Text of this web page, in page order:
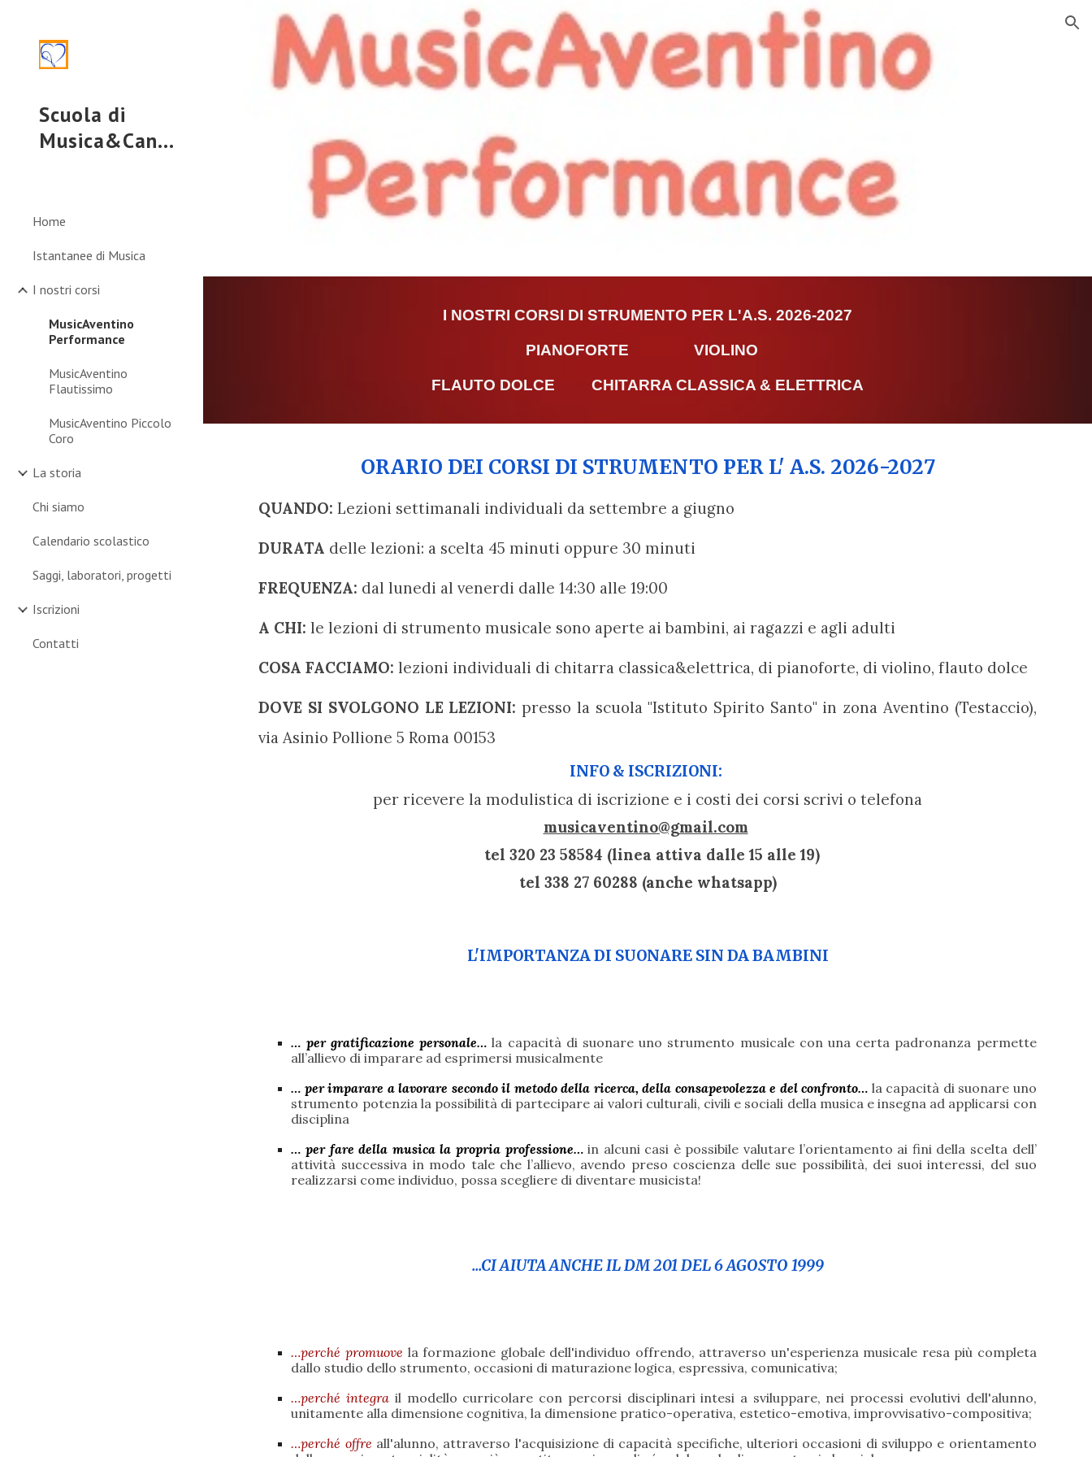
Skip to main content Skip to navigation
Scuola di
Musica&Canto
Home
Istantanee di Musica
I nostri corsi
MusicAventino
Performance
MusicAventino
Flautissimo
MusicAventino Piccolo
Coro
La storia
Chi siamo
Calendario scolastico
Saggi, laboratori, progetti
Iscrizioni
Contatti
I NOSTRI CORSI DI STRUMENTO PER L'A.S. 2026-2027
PIANOFORTE VIOLINO
FLAUTO DOLCE CHITARRA CLASSICA & ELETTRICA
ORARIO DEI CORSI DI STRUMENTO PER L' A.S. 2026-2027
QUANDO: Lezioni settimanali individuali da settembre a giugno
DURATA delle lezioni: a scelta 45 minuti oppure 30 minuti
FREQUENZA: dal lunedi al venerdi dalle 14:30 alle 19:00
A CHI:le lezioni di strumento musicale sono aperte ai bambini, ai ragazzi e agli adulti
COSA FACCIAMO:lezioni individuali di chitarra classica&elettrica, di pianoforte, di violino, flauto dolce
DOVE SI SVOLGONO LE LEZIONI:presso la scuola "Istituto Spirito Santo" in zona Aventino (Testaccio),
via Asinio Pollione 5 Roma 00153
INFO & ISCRIZIONI:
per ricevere la modulistica di iscrizione e i costi dei corsi scrivi o telefona
musicaventino@gmail.com
tel 320 23 58584 (linea attiva dalle 15 alle 19)
tel 338 27 60288 (anche whatsapp)
L'IMPORTANZA DI SUONARE SIN DA BAMBINI
… per gratificazione personale… la capacità di suonare uno strumento musicale con una certa padronanza permette
all’allievo di imparare ad esprimersi musicalmente
… per imparare a lavorare secondo il metodo della ricerca, della consapevolezza e del confronto… la capacità di suonare uno
strumento potenzia la possibilità di partecipare ai valori culturali, civili e sociali della musica e insegna ad applicarsi con
disciplina
… per fare della musica la propria professione… in alcuni casi è possibile valutare l’orientamento ai fini della scelta dell’
attività successiva in modo tale che l’allievo, avendo preso coscienza delle sue possibilità, dei suoi interessi, del suo
realizzarsi come individuo, possa scegliere di diventare musicista!
...CI AIUTA ANCHE IL DM 201 DEL 6 AGOSTO 1999
…perché promuove la formazione globale dell'individuo offrendo, attraverso un'esperienza musicale resa più completa
dallo studio dello strumento, occasioni di maturazione logica, espressiva, comunicativa;
…perché integra il modello curricolare con percorsi disciplinari intesi a sviluppare, nei processi evolutivi dell'alunno,
unitamente alla dimensione cognitiva, la dimensione pratico-operativa, estetico-emotiva, improvvisativo-compositiva;
…perché offre all'alunno, attraverso l'acquisizione di capacità specifiche, ulteriori occasioni di sviluppo e orientamento